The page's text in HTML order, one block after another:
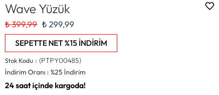
Wave Yüzük
₺ 399,99 ₺ 299,99
SEPETTE NET %15 İNDİRİM
Stok Kodu
(PTPY00485)
İndirim Oranı : %25 İndirim